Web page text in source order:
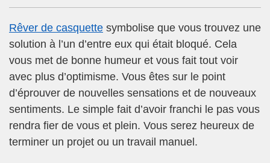
Rêver de casquette symbolise que vous trouvez une
solution à l’un d’entre eux qui était bloqué. Cela
vous met de bonne humeur et vous fait tout voir
avec plus d’optimisme. Vous êtes sur le point
d’éprouver de nouvelles sensations et de nouveaux
sentiments. Le simple fait d’avoir franchi le pas vous
rendra fier de vous et plein. Vous serez heureux de
terminer un projet ou un travail manuel.